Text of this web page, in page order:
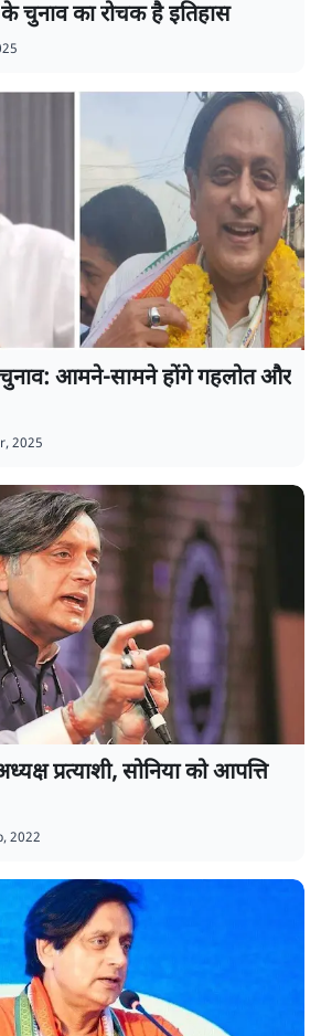
चुनाव का रोचक है इतिहास
चुनाव: आमने-सामने होंगे गहलोत और
2025
प्रत्याशी, सोनिया को आपत्ति
2022